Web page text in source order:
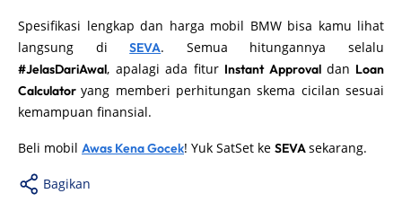
Spesifikasi lengkap dan harga mobil BMW bisa kamu lihat
langsung diSEVA. Semua hitungannya selalu
#JelasDariAwal, apalagi ada fitur Instant Approvaldan Loan
Calculatoryang memberi perhitungan skema cicilan sesuai
kemampuan finansial.
Beli mobil Awas Kena Gocek! Yuk SatSet ke SEVAsekarang.
Bagikan